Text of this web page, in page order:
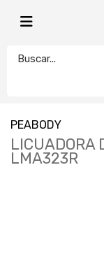
PEABODY
LICUADORA
LMA323R